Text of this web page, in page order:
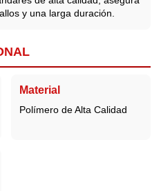
y una larga duración.
Material
Polímero de Alta Calidad